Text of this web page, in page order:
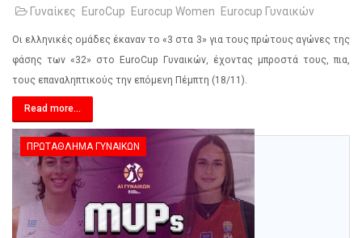
Γυναίκες EuroCup Eurocup Women Eurocup Γυναικών
Οι ελληνικές ομάδες έκαναν το «3 στα 3» για τους πρώτους αγώνες της
φάσης των «32» στο EuroCup Γυναικών, έχοντας μπροστά τους, πια,
τους επαναληπτικούς την επόμενη Πέμπτη (18/11).
Read more...
ΠΡΩΤΆΘΛΗΜΑ ΓΥΝΑΙΚΏΝ